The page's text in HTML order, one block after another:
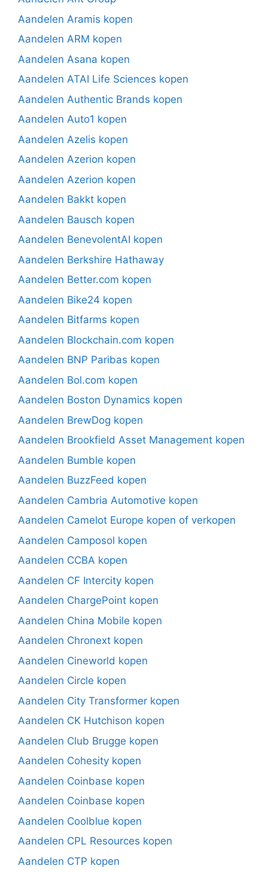
Aandelen Aramis kopen
Aandelen ARM kopen
Aandelen Asana kopen
Aandelen ATAI Life Sciences kopen
Aandelen Authentic Brands kopen
Aandelen Auto1 kopen
Aandelen Azelis kopen
Aandelen Azerion kopen
Aandelen Azerion kopen
Aandelen Bakkt kopen
Aandelen Bausch kopen
Aandelen BenevolentAI kopen
Aandelen Berkshire Hathaway
Aandelen Better.com kopen
Aandelen Bike24 kopen
Aandelen Bitfarms kopen
Aandelen Blockchain.com kopen
Aandelen BNP Paribas kopen
Aandelen Bol.com kopen
Aandelen Boston Dynamics kopen
Aandelen BrewDog kopen
Aandelen Brookfield Asset Management kopen
Aandelen Bumble kopen
Aandelen BuzzFeed kopen
Aandelen Cambria Automotive kopen
Aandelen Camelot Europe kopen of verkopen
Aandelen Camposol kopen
Aandelen CCBA kopen
Aandelen CF Intercity kopen
Aandelen ChargePoint kopen
Aandelen China Mobile kopen
Aandelen Chronext kopen
Aandelen Cineworld kopen
Aandelen Circle kopen
Aandelen City Transformer kopen
Aandelen CK Hutchison kopen
Aandelen Club Brugge kopen
Aandelen Cohesity kopen
Aandelen Coinbase kopen
Aandelen Coinbase kopen
Aandelen Coolblue kopen
Aandelen CPL Resources kopen
Aandelen CTP kopen